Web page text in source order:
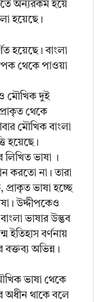
অন্যরকম হয়ে
হয়েছে।
হয়েছে। বাংলা
থেকে পাওয়া
ও মৌখিক দুই
থেকে
মৌখিক বাংলা
হয়েছে।
লিখিত ভাষা ।
করতো না। তারা
প্রাকৃত ভাষা হচ্ছে
উদ্দীপকেও
ভাষার উদ্ভব
ইতিহাস বর্ণনায়
বক্তব্য অভিন্ন।
ভাষা থেকে
অধীন থাকে বলে